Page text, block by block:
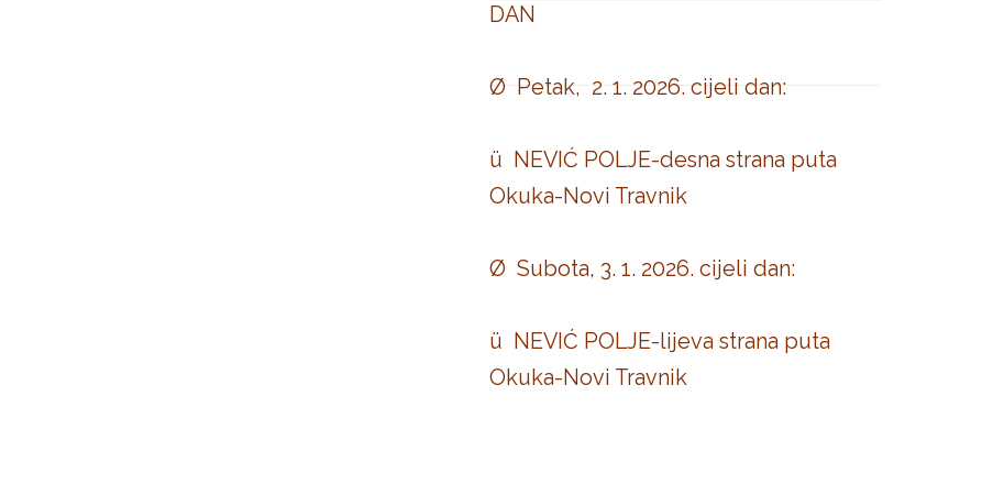
DAN
Ø Petak, 2. 1. 2026. cijeli dan:
ü NEVIĆ POLJE-desna strana puta
Okuka-Novi Travnik
Ø Subota, 3. 1. 2026. cijeli dan:
ü NEVIĆ POLJE-lijeva strana puta
Okuka-Novi Travnik